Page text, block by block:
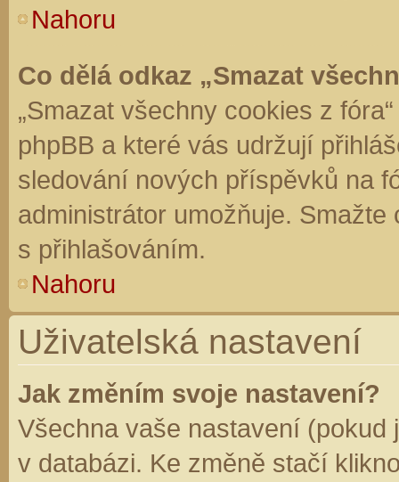
Nahoru
Co dělá odkaz „Smazat
„Smazat všechny cookies z
phpBB a které vás udržují
sledování nových příspěvků na
administrátor umožňuje.
s přihlašováním.
Nahoru
Uživatelská nastavení
Jak změním svoje nastavení?
Všechna vaše nastavení (pokud
v databázi. Ke změně stačí